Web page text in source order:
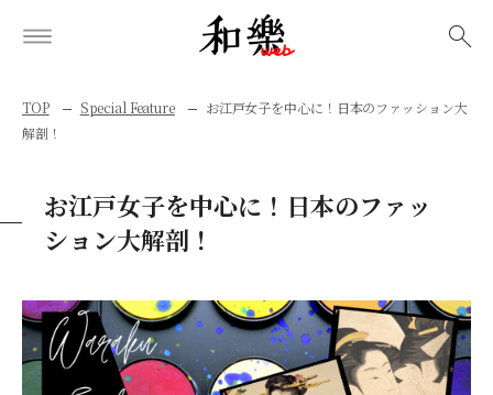
TOP Special Feature
お江戸女子を中心に！日本のファッション大
解剖！
お江戸女子を中心に！日本のファッ
ション大解剖！